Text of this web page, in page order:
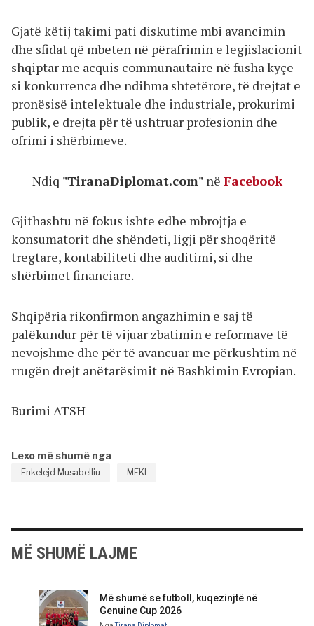
Gjatë këtij takimi pati diskutime mbi avancimin
dhe sfidat që mbeten në përafrimin e legjislacionit
shqiptar me acquis communautaire në fusha kyçe
si konkurrenca dhe ndihma shtetërore, të drejtat e
pronësisë intelektuale dhe industriale, prokurimi
publik, e drejta për të ushtruar profesionin dhe
ofrimi i shërbimeve.
Ndiq "TiranaDiplomat.com" në Facebook
Gjithashtu në fokus ishte edhe mbrojtja e
konsumatorit dhe shëndeti, ligji për shoqëritë
tregtare, kontabiliteti dhe auditimi, si dhe
shërbimet financiare.
Shqipëria rikonfirmon angazhimin e saj të
palëkundur për të vijuar zbatimin e reformave të
nevojshme dhe për të avancuar me përkushtim në
rrugën drejt anëtarësimit në Bashkimin Evropian.
Burimi ATSH
Lexo më shumë nga
Enkelejd Musabelliu MEKI
MË SHUMË LAJME
Më shumë se futboll, kuqezinjtë në
Genuine Cup 2026